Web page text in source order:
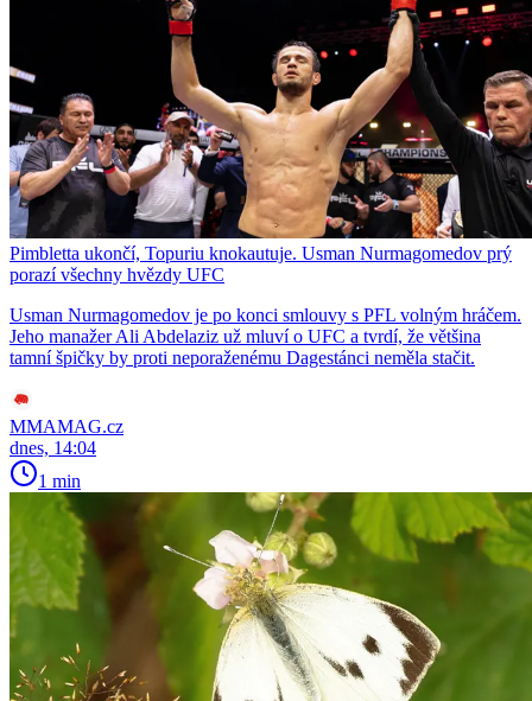
Pimbletta ukončí, Topuriu knokautuje. Usman Nurmagomedov prý
porazí všechny hvězdy UFC
Usman Nurmagomedov je po konci smlouvy s PFL volným hráčem.
Jeho manažer Ali Abdelaziz už mluví o UFC a tvrdí, že většina
tamní špičky by proti neporaženému Dagestánci neměla stačit.
MMAMAG.cz
dnes, 14:04
1 min